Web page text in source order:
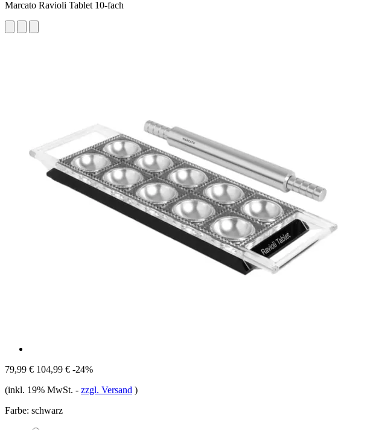
Marcato Ravioli Tablet 10-fach
79,99 € 104,99 € -24%
(inkl. 19% MwSt. - zzgl. Versand )
Farbe: schwarz